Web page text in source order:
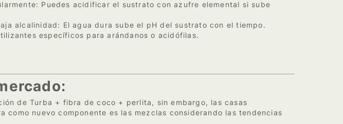
Puedes acidificar el sustrato con azufre elemental si sube
alcalinidad: El agua dura sube el pH del sustrato con el tiempo.
específicos para arándanos o acidófilas.
de Turba + fibra de coco + perlita, sin embargo, las casas
nuevo componente es las mezclas considerando las tendencias